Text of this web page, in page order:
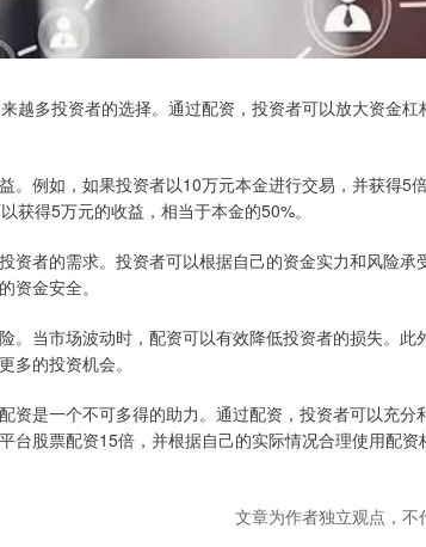
越多投资者的选择。通过配资，投资者可以放大资金杠
。例如，如果投资者以10万元本金进行交易，并获得5
获得5万元的收益，相当于本金的50%。
资者的需求。投资者可以根据自己的资金实力和风险承
资金安全。
。当市场波动时，配资可以有效降低投资者的损失。此
多的投资机会。
资是一个不可多得的助力。通过配资，投资者可以充分
台股票配资15倍，并根据自己的实际情况合理使用配
文章为作者独立观点，不